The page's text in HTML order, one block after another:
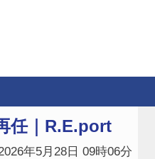
任｜R.E.port
年5月28日 09時06分